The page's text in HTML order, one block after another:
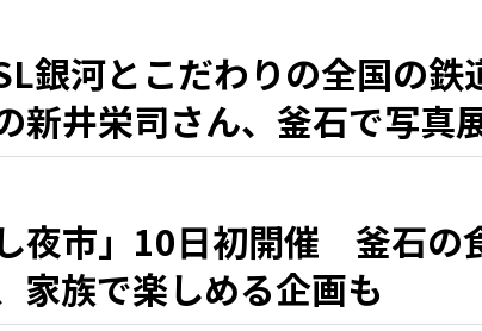
銀河とこだわりの全国の鉄
井栄司さん、釜石で写真
し夜市」10日初開催 釜石の
家族で楽しめる企画も